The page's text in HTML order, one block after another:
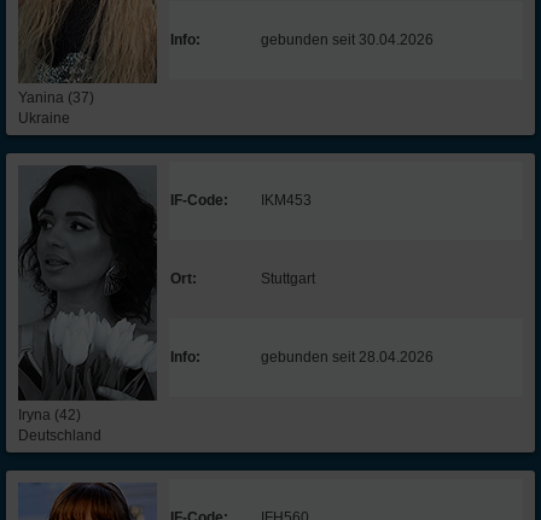
Yanina (37)
Ukraine
Info: gebunden seit 30.04.2026
Iryna (42)
Deutschland
IF-Code: IKM453
Ort: Stuttgart
Info: gebunden seit 28.04.2026